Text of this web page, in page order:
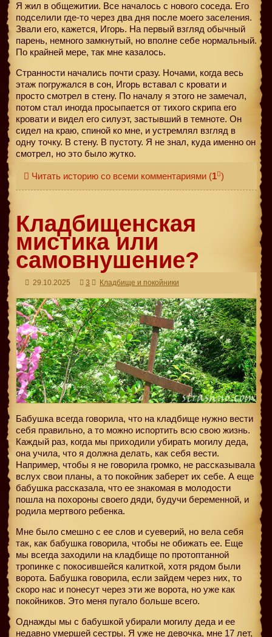
Я жил в общежитии. Все началось с нового соседа. Его
подселили где-то через два дня после моего заселения.
Звали его, кажется, Игорь. На первый взгляд обычный
парень, немного замкнутый, но вполне себе нормальный.
По крайней мере, так мне казалось.
Странности начались почти сразу. Ночами, когда весь
этаж погружался в сон, Игорь вставал с кровати и
просто смотрел в стену. По началу я этого не замечал,
потом стал иногда просыпается от тихого скрипа его
кровати и видел его силуэт, застывший в темноте. Он
сидел на краю, спиной ко мне, и устремлял взгляд в
одну точку. В стену. В пустоту. Я не знал, куда именно он
смотрел, но это было жутко.
Читать историю со всеми комментариями (1 )
Кладбищенская
мистика или
самовнушение?
29.10.2025 3 Кладбище и покойники
Бабушка всегда говорила, что на кладбище нужно вести
себя правильно, а то можно испортить всю свою жизнь.
Каждый раз, когда мы приходили убирать могилу деда,
она учила, что я должна делать, как себя вести.
Например, чтобы я не говорила громко, не рассказывала
вслух свои планы, а то покойник заберет их себе. А еще
бабушка рассказала, что ее знакомая в молодости
пошла на похороны своего дяди, будучи беременной, и
родила мертвого ребенка.
Мне было смешно с ее слов и суеверий, но вела себя
так, как бабушка говорила, чтобы не обижать ее. Еще
мы всегда заходили на кладбище по протоптанной
тропинке с покосившейся калиткой, хотя рядом были
ворота. Бабушка говорила, если зайдем через них, то
скоро нас и понесут через эти же ворота, но уже как
покойников. Это меня пугало больше всего.
Однажды мы с бабушкой убирали могилу деда и ее
недавно умершей сестры. Я уже не девочка, мне 17 лет,